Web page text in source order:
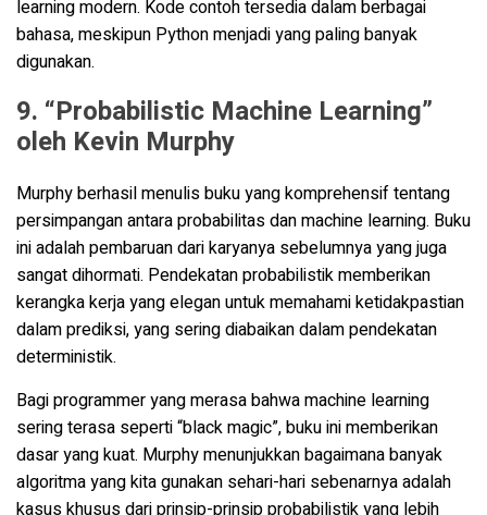
learning modern. Kode contoh tersedia dalam berbagai
bahasa, meskipun Python menjadi yang paling banyak
digunakan.
9. “Probabilistic Machine Learning”
oleh Kevin Murphy
Murphy berhasil menulis buku yang komprehensif tentang
persimpangan antara probabilitas dan machine learning. Buku
ini adalah pembaruan dari karyanya sebelumnya yang juga
sangat dihormati. Pendekatan probabilistik memberikan
kerangka kerja yang elegan untuk memahami ketidakpastian
dalam prediksi, yang sering diabaikan dalam pendekatan
deterministik.
Bagi programmer yang merasa bahwa machine learning
sering terasa seperti “black magic”, buku ini memberikan
dasar yang kuat. Murphy menunjukkan bagaimana banyak
algoritma yang kita gunakan sehari-hari sebenarnya adalah